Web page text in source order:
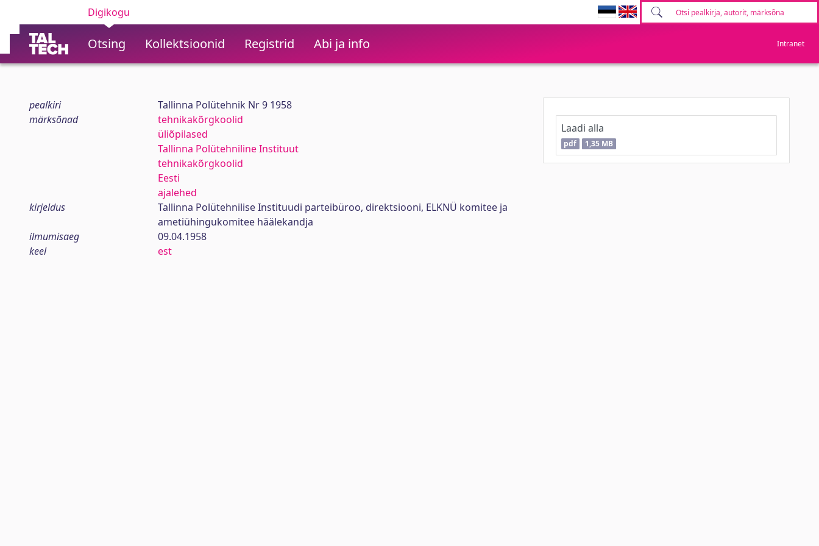
Digikogu
Otsing Kollektsioonid Registrid Abi ja info Intranet
pealkiri
Tallinna Polütehnik Nr 9 1958
märksõnad
tehnikakõrgkoolid
üliõpilased
Tallinna Polütehniline Instituut
tehnikakõrgkoolid
Eesti
ajalehed
kirjeldus
Tallinna Polütehnilise Instituudi parteibüroo, direktsiooni, ELKNÜ komitee ja
ametiühingukomitee häälekandja
ilmumisaeg
09.04.1958
keel
est
Laadi alla
pdf 1,35 MB